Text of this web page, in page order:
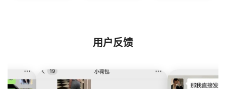
用户反馈